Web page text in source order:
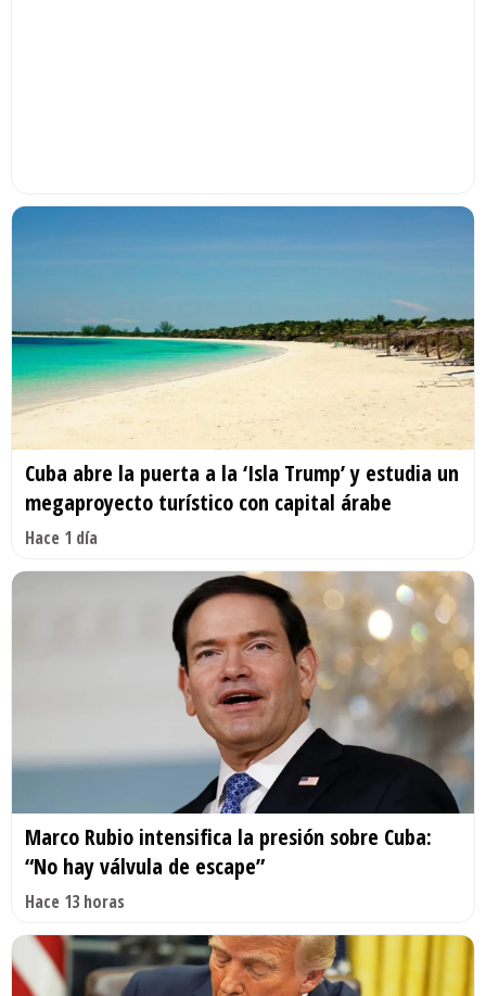
Cuba abre la puerta a la ‘Isla Trump’ y estudia un
megaproyecto turístico con capital árabe
Hace 1 día
Marco Rubio intensifica la presión sobre Cuba:
“No hay válvula de escape”
Hace 13 horas